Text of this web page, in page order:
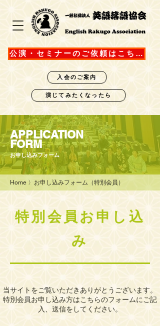
公演・セミナーのご依頼はこちら
入会のご案内
演じてみたくなったら
APPLICATION
FORM
お申し込みフォーム
Home 〉お申し込みフォーム（特別会員）
​特別会員お申し込
み
当サイトをご覧いただきありがとうございます。
特別会員お申し込み方はこちらのフォームにご記
入、送信をしてください。